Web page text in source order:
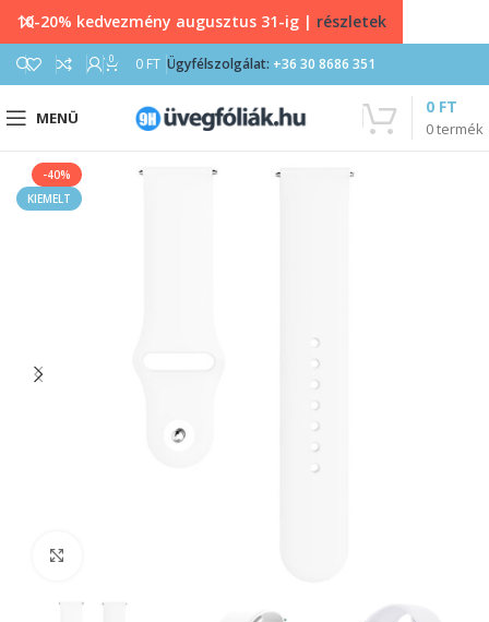
0 0 FT Ügyfélszolgálat: +36 30 8686 351
MENÜ
0termék
0 FT
-40%
KIEMELT
10-20% kedvezmény augusztus 31-ig | részletek